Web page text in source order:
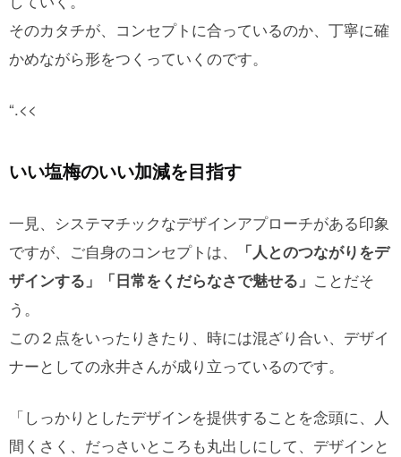
そのカタチが、コンセプトに合っているのか、丁寧に確
かめながら形をつくっていくのです。
“.<<
いい塩梅のいい加減を目指す
一見、システマチックなデザインアプローチがある印象
ですが、ご自身のコンセプトは、
「人とのつながりをデ
ザインする」「日常をくだらなさで魅せる」 ことだそ
う。
この２点をいったりきたり、時には混ざり合い、デザイ
ナーとしての永井さんが成り立っているのです。
「しっかりとしたデザインを提供することを念頭に、人
間くさく、だっさいところも丸出しにして、デザインと